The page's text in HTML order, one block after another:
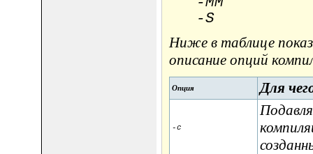
-S
Ниже в таблице
описание опций
Опция Для
-c